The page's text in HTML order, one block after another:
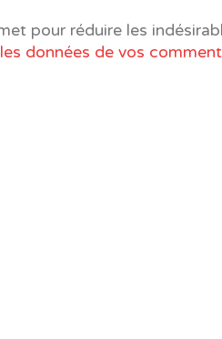
pour réduire les
données de vos